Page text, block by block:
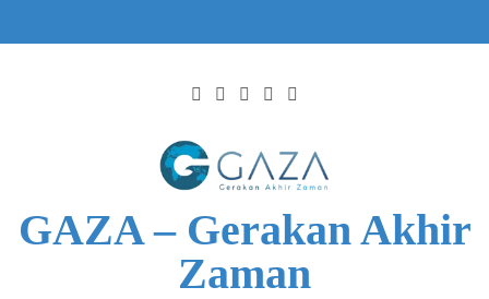
GAZA – Gerakan Akhir
Zaman